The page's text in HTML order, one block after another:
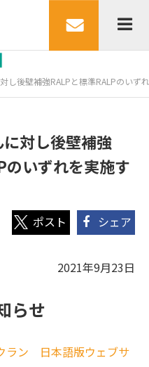
し後壁補強RALPと標準RALPのいず
対し後壁補強
のいずれを実施す
シェア
2021年9月23日
ラン 日本語版ウェブサ